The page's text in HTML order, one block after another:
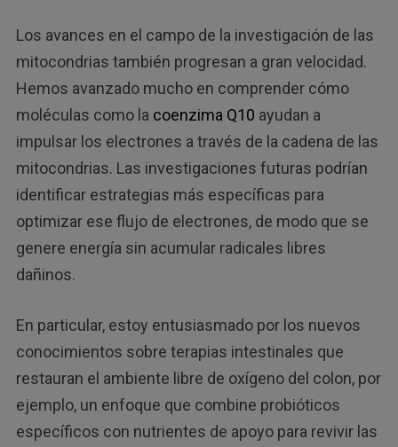
Los avances en el campo de la investigación de las
mitocondrias también progresan a gran velocidad.
Hemos avanzado mucho en comprender cómo
moléculas como la coenzima Q10 ayudan a
impulsar los electrones a través de la cadena de las
mitocondrias. Las investigaciones futuras podrían
identificar estrategias más específicas para
optimizar ese flujo de electrones, de modo que se
genere energía sin acumular radicales libres
dañinos.
En particular, estoy entusiasmado por los nuevos
conocimientos sobre terapias intestinales que
restauran el ambiente libre de oxígeno del colon, por
ejemplo, un enfoque que combine probióticos
específicos con nutrientes de apoyo para revivir las